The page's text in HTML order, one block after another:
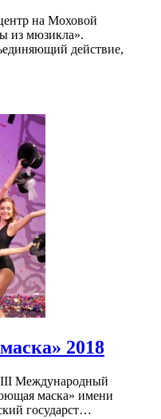
мюзикла»
на Моховой
из мюзикла».
действие,